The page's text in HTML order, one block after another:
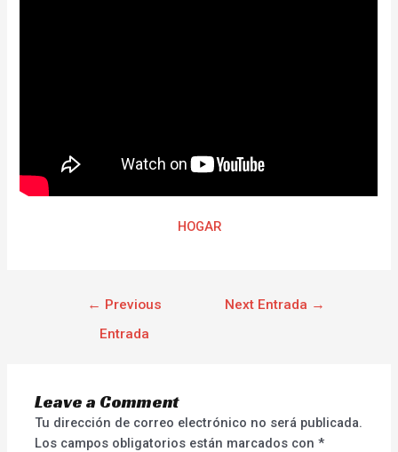
HOGAR
← Previous
Entrada
Next Entrada →
Leave a Comment
Tu dirección de correo electrónico no será publicada.
Los campos obligatorios están marcados con*